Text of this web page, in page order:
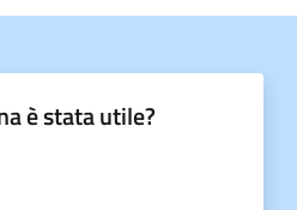
è stata utile?